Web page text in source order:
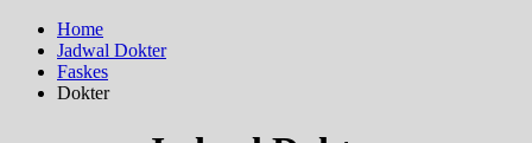
Home
Jadwal Dokter
Faskes
Dokter